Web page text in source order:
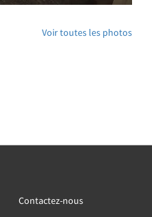
Voir toutes les photos
Contactez-nous